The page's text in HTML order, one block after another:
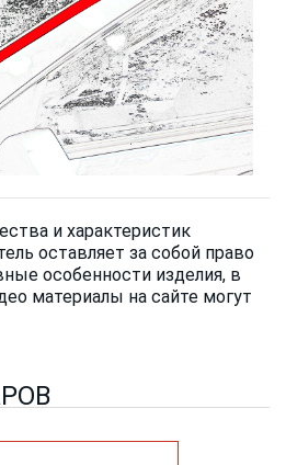
и характеристик
оставляет за собой право
особенности изделия, в
материалы на сайте могут